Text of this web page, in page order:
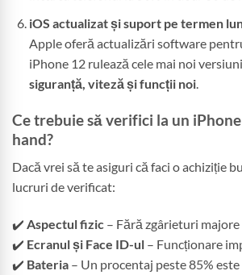
iOS actualizat și suport pe termen
Apple oferă actualizări software
iPhone 12 rulează cele mai noi
siguranță, viteză și funcții noi.
Ce trebuie să verifici la un
hand?
Dacă vrei să te asiguri că faci o achiziție
lucruri de verificat:
✔️ Aspectul fizic – Fără zgârieturi
✔️ Ecranul și Face ID-ul – Funcționare
✔️ Bateria – Un procentaj peste 85% este